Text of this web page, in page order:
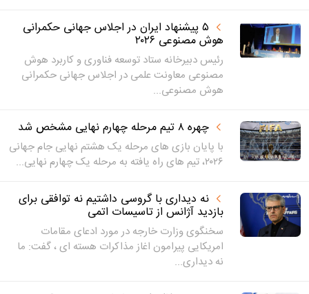
۵ پیشنهاد ایران در اجلاس جهانی حکمرانی
هوش مصنوعی ۲۰۲۶
رئیس دبیرخانه ستاد توسعه فناوری و کاربرد هوش
مصنوعی معاونت علمی در اجلاس جهانی حکمرانی
هوش مصنوعی...
چهره ۸ تیم مرحله چهارم نهایی مشخص شد
با پایان بازی های مرحله یک هشتم نهایی جام جهانی
۲۰۲۶، تیم های راه یافته به مرحله یک چهارم نهایی...
نه دیداری با گروسی داشتیم نه توافقی برای
بازدید آژانس از تاسیسات اتمی
سخنگوی وزارت خارجه در مورد ادعای مقامات
امریکایی پیرامون اغاز مذاکرات هسته ای ، گفت: ما
نه دیداری...